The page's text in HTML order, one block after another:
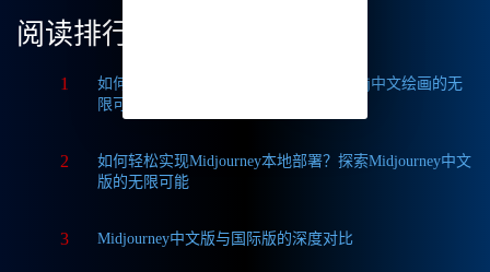
阅读排行
1
如何获取Midjourney破解版免费？探索Mj中文绘画的无
限可能
2
如何轻松实现Midjourney本地部署？探索Midjourney中文
版的无限可能
3 Midjourney中文版与国际版的深度对比